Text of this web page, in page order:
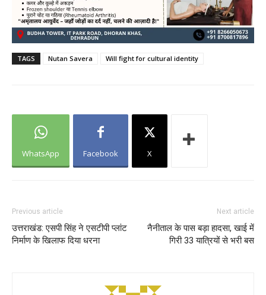
TAGS Nutan Savera Will fight for cultural identity
WhatsApp Facebook X
Previous article
उत्तराखंड: एसपी सिंह ने एसटीपी प्लांट
निर्माण के खिलाफ दिया धरना
Next article
नैनीताल के पास बड़ा हादसा, खाई में
गिरी 33 यात्रियों से भरी बस